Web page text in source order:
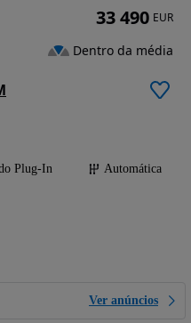
Plug-In
Automática
Ver anúncios
33 490 EUR
Dentro da média